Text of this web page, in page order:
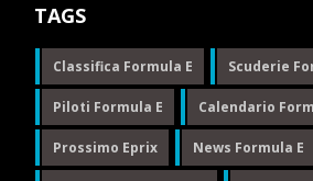
TAGS
Classifica Formula E Scuderie
Piloti Formula E Calendario
Prossimo Eprix News Formula E